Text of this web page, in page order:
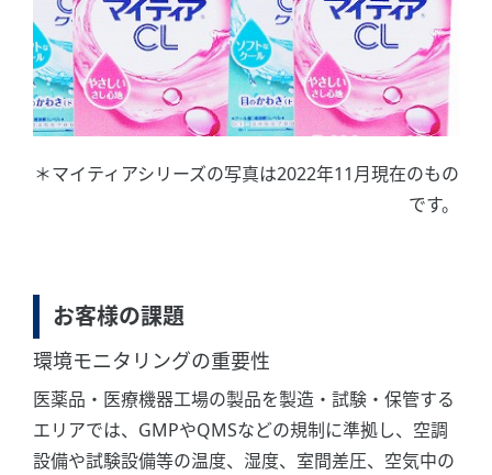
＊マイティアシリーズの写真は2022年11月現在のもの
です。
お客様の課題
環境モニタリングの重要性
医薬品・医療機器工場の製品を製造・試験・保管する
エリアでは、GMPやQMSなどの規制に準拠し、空調
設備や試験設備等の温度、湿度、室間差圧、空気中の